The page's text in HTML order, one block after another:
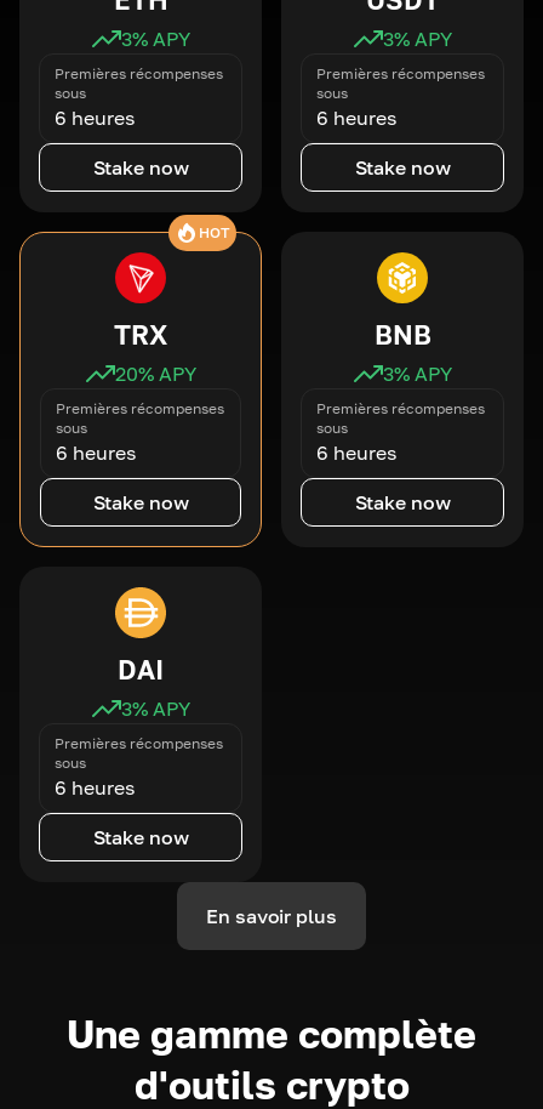
3% APY
Premières récompenses
sous
6 heures
Stake now
3% APY
Premières récompenses
sous
6 heures
Stake now
HOT
TRX
20% APY
Premières récompenses
sous
6 heures
Stake now
BNB
3% APY
Premières récompenses
sous
6 heures
Stake now
DAI
3% APY
Premières récompenses
sous
6 heures
Stake now
En savoir plus
Une gamme complète
d'outils crypto